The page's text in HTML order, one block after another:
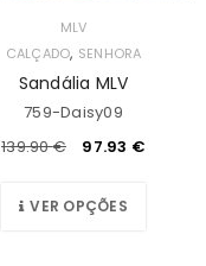
MLV
CALÇADO, SENHORA
Sandália MLV
759-Daisy09
139.90€ 97.93 €
VER OPÇÕES